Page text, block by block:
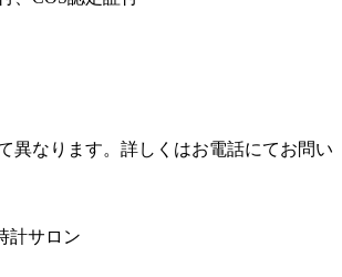
異なります。詳しくはお電話にてお問い
計サロン